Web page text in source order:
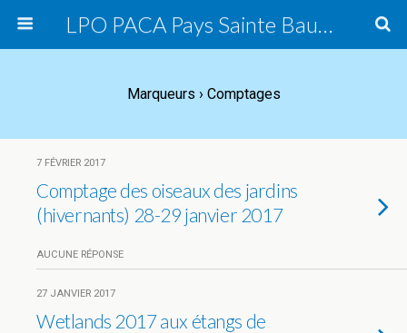
LPO PACA Pays Sainte Baume, groupe local
Marqueurs › Comptages
7 FÉVRIER 2017
Comptage des oiseaux des jardins
(hivernants) 28-29 janvier 2017
AUCUNE RÉPONSE
27 JANVIER 2017
Wetlands 2017 aux étangs de